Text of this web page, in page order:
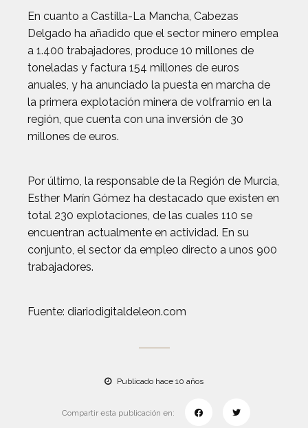
En cuanto a Castilla-La Mancha, Cabezas
Delgado ha añadido que el sector minero emplea
a 1.400 trabajadores, produce 10 millones de
toneladas y factura 154 millones de euros
anuales, y ha anunciado la puesta en marcha de
la primera explotación minera de volframio en la
región, que cuenta con una inversión de 30
millones de euros.
Por último, la responsable de la Región de Murcia,
Esther Marín Gómez ha destacado que existen en
total 230 explotaciones, de las cuales 110 se
encuentran actualmente en actividad. En su
conjunto, el sector da empleo directo a unos 900
trabajadores.
Fuente: diariodigitaldeleon.com
Publicado hace 10 años
Compartir esta publicación en: